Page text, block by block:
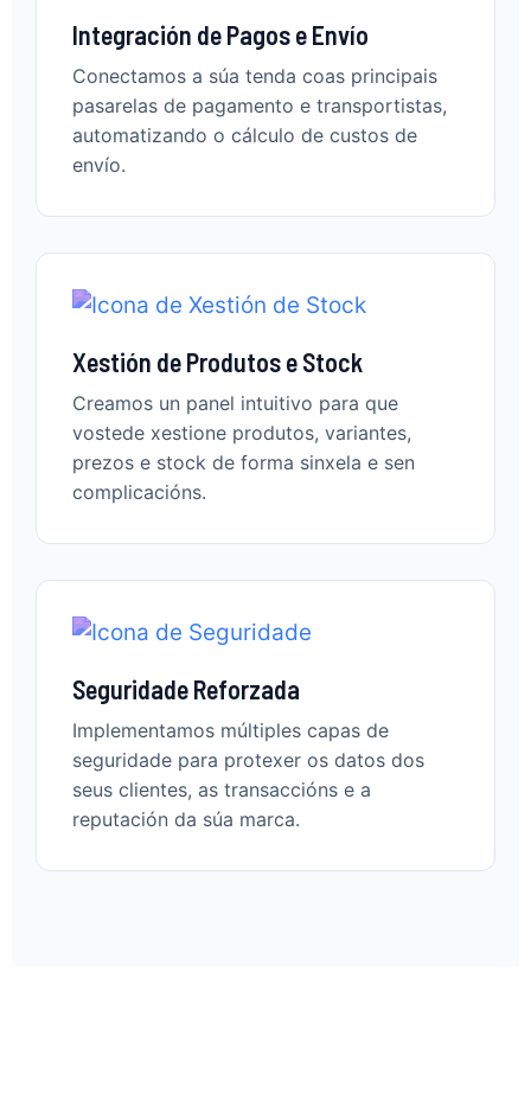
Integración de Pagos e Envío
Conectamos a súa tenda coas principais
pasarelas de pagamento e transportistas,
automatizando o cálculo de custos de
envío.
Xestión de Produtos e Stock
Creamos un panel intuitivo para que
vostede xestione produtos, variantes,
prezos e stock de forma sinxela e sen
complicacións.
Seguridade Reforzada
Implementamos múltiples capas de
seguridade para protexer os datos dos
seus clientes, as transaccións e a
reputación da súa marca.